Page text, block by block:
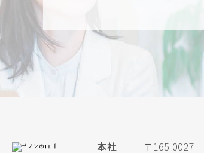
本社 〒165-0027